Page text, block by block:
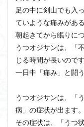
足の中に剣山でも入
ていような痛みがある
朝起きてから眠りに
うつオジサンは、「
じる時間が長いのです
一日中「痛み」と闘
うつオジサンは、「
病」の症状が出ます。
その症状は、「うつ